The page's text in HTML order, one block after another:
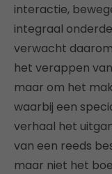
interactie,
integraal
verwacht
het verappen
maar om het
waarbij een
verhaal het
van een reeds
maar niet het